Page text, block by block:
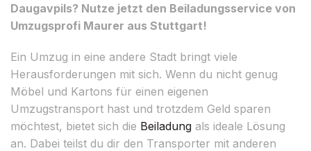
Daugavpils? Nutze jetzt den Beiladungsservice von
Umzugsprofi Maurer aus Stuttgart!
Ein Umzug in eine andere Stadt bringt viele
Herausforderungen mit sich. Wenn du nicht genug
Möbel und Kartons für einen eigenen
Umzugstransport hast und trotzdem Geld sparen
möchtest, bietet sich die Beiladung als ideale Lösung
an. Dabei teilst du dir den Transporter mit anderen